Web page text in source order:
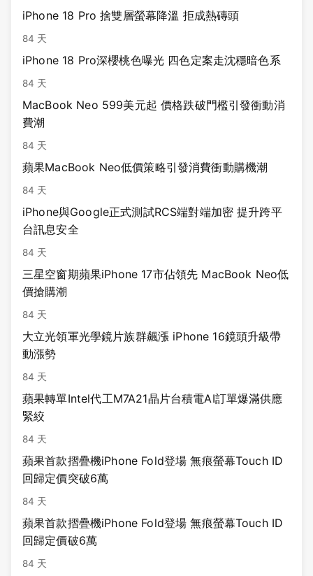
iPhone 18 Pro 捨雙層螢幕降溫 拒成熱磚頭
84 天
iPhone 18 Pro深櫻桃色曝光 四色定案走沈穩暗色系
84 天
MacBook Neo 599美元起 價格跌破門檻引發衝動消
費潮
84 天
蘋果MacBook Neo低價策略引發消費衝動購機潮
84 天
iPhone與Google正式測試RCS端對端加密 提升跨平
台訊息安全
84 天
三星空窗期蘋果iPhone 17市佔領先 MacBook Neo低
價搶購潮
84 天
大立光領軍光學鏡片族群飆漲 iPhone 16鏡頭升級帶
動漲勢
84 天
蘋果轉單Intel代工M7A21晶片台積電AI訂單爆滿供應
緊絞
84 天
蘋果首款摺疊機iPhone Fold登場 無痕螢幕Touch ID
回歸定價突破6萬
84 天
蘋果首款摺疊機iPhone Fold登場 無痕螢幕Touch ID
回歸定價破6萬
84 天